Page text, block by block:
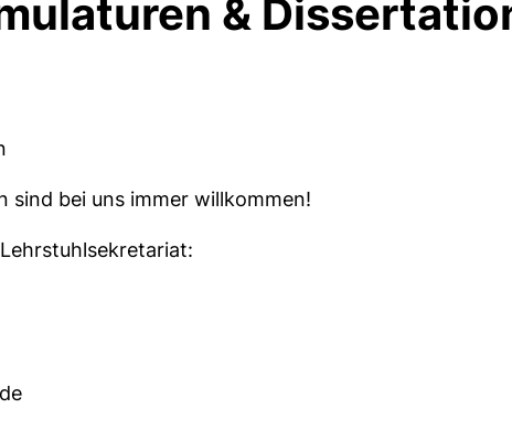
Lehrveranstaltungen&
Dissertationen
sind bei uns immer willkommen!